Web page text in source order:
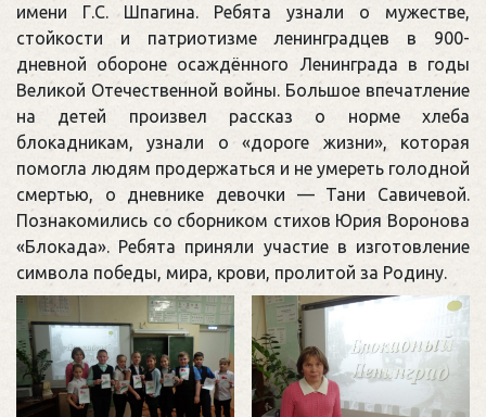
имени Г.С. Шпагина. Ребята узнали о мужестве,
стойкости и патриотизме ленинградцев в 900-
дневной обороне осаждённого Ленинграда в годы
Великой Отечественной войны. Большое впечатление
на детей произвел рассказ о норме хлеба
блокадникам, узнали о «дороге жизни», которая
помогла людям продержаться и не умереть голодной
смертью, о дневнике девочки — Тани Савичевой.
Познакомились со сборником стихов Юрия Воронова
«Блокада». Ребята приняли участие в изготовление
символа победы, мира, крови, пролитой за Родину.